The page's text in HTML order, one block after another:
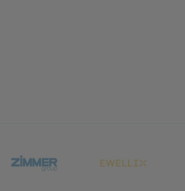
neuem Tab)(öffnet in neuem Tab)(öffnet in